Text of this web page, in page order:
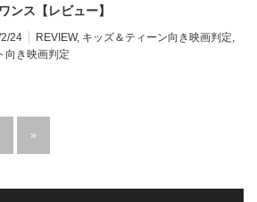
ンス【レビュー】
24 REVIEW, キッズ＆ティーン向き映画判定,
向き映画判定
»